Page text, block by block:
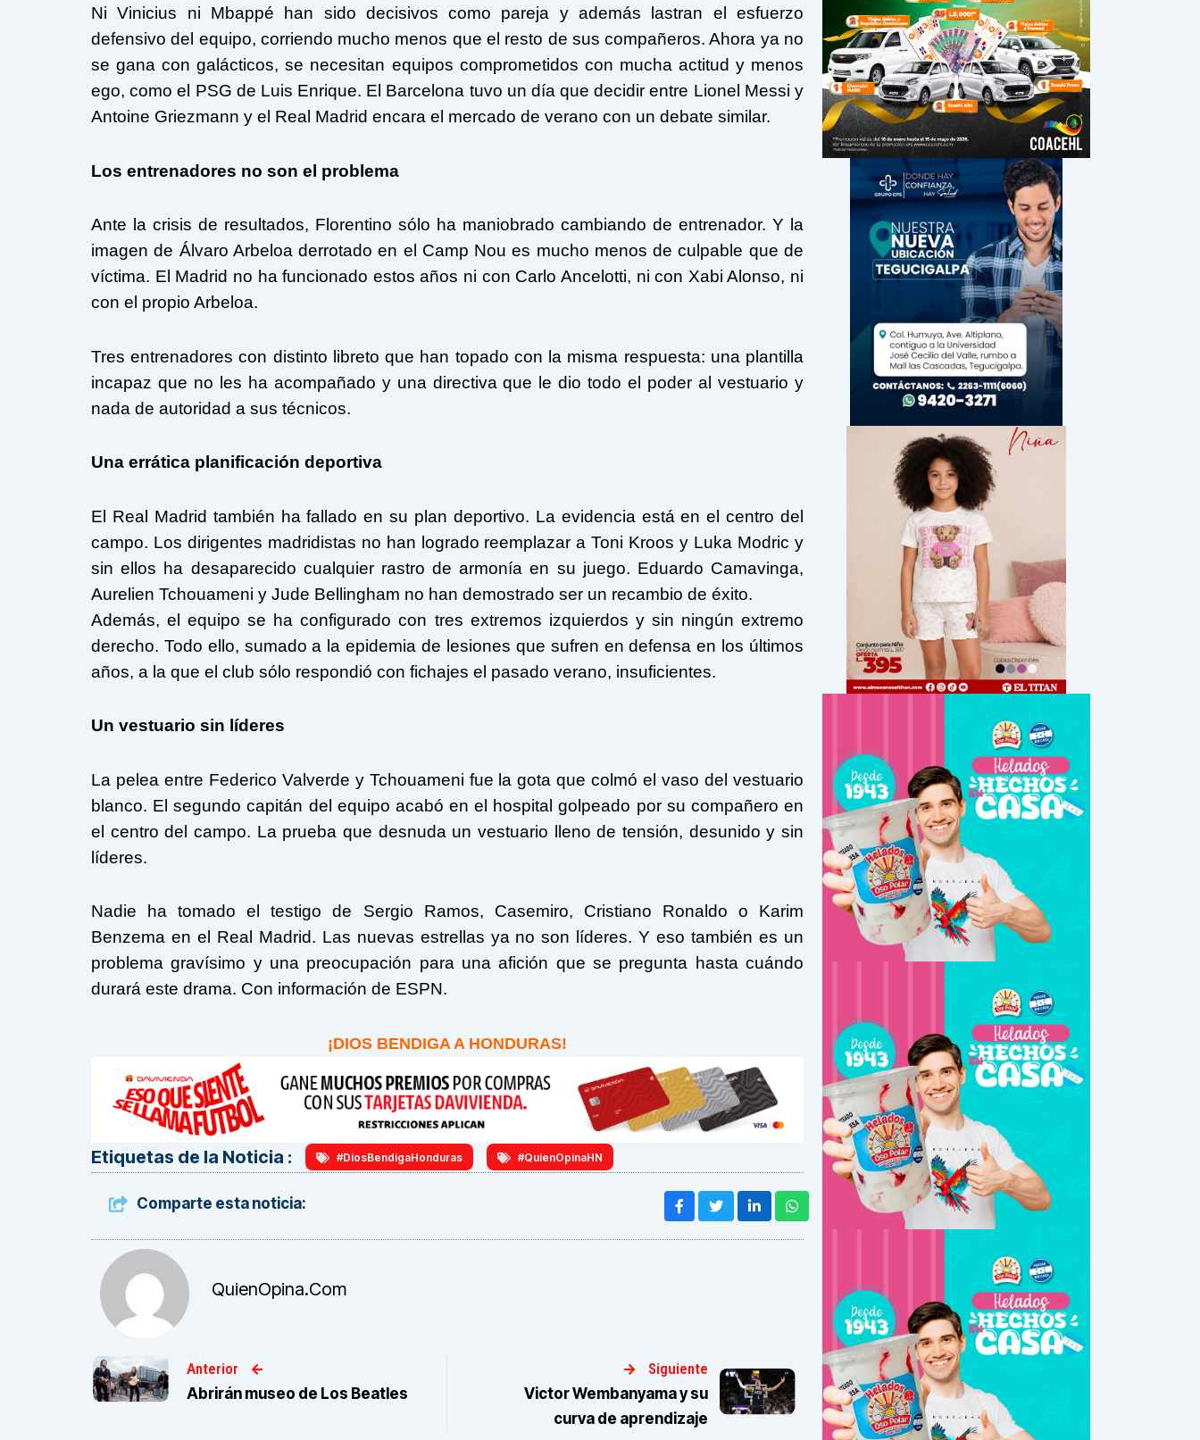
Ni Vinicius ni Mbappé han sido decisivos como pareja y además lastran el esfuerzo
defensivo del equipo, corriendo mucho menos que el resto de sus compañeros. Ahora ya no
se gana con galácticos, se necesitan equipos comprometidos con mucha actitud y menos
ego, como el PSG de Luis Enrique. El Barcelona tuvo un día que decidir entre Lionel Messi y
Antoine Griezmann y el Real Madrid encara el mercado de verano con un debate similar.
Los entrenadores no son el problema
Ante la crisis de resultados, Florentino sólo ha maniobrado cambiando de entrenador. Y la
imagen de Álvaro Arbeloa derrotado en el Camp Nou es mucho menos de culpable que de
víctima. El Madrid no ha funcionado estos años ni con Carlo Ancelotti, ni con Xabi Alonso, ni
con el propio Arbeloa.
Tres entrenadores con distinto libreto que han topado con la misma respuesta: una plantilla
incapaz que no les ha acompañado y una directiva que le dio todo el poder al vestuario y
nada de autoridad a sus técnicos.
Una errática planificación deportiva
El Real Madrid también ha fallado en su plan deportivo. La evidencia está en el centro del
campo. Los dirigentes madridistas no han logrado reemplazar a Toni Kroos y Luka Modric y
sin ellos ha desaparecido cualquier rastro de armonía en su juego. Eduardo Camavinga,
Aurelien Tchouameni y Jude Bellingham no han demostrado ser un recambio de éxito.
Además, el equipo se ha configurado con tres extremos izquierdos y sin ningún extremo
derecho. Todo ello, sumado a la epidemia de lesiones que sufren en defensa en los últimos
años, a la que el club sólo respondió con fichajes el pasado verano, insuficientes.
Un vestuario sin líderes
La pelea entre Federico Valverde y Tchouameni fue la gota que colmó el vaso del vestuario
blanco. El segundo capitán del equipo acabó en el hospital golpeado por su compañero en
el centro del campo. La prueba que desnuda un vestuario lleno de tensión, desunido y sin
líderes.
Nadie ha tomado el testigo de Sergio Ramos, Casemiro, Cristiano Ronaldo o Karim
Benzema en el Real Madrid. Las nuevas estrellas ya no son líderes. Y eso también es un
problema gravísimo y una preocupación para una afición que se pregunta hasta cuándo
durará este drama. Con información de ESPN.
¡DIOS BENDIGA A HONDURAS!
Etiquetas de la Noticia : #DiosBendigaHonduras #QuienOpinaHN
Comparte esta noticia:
QuienOpina.com
Anterior
Abrirán museo de Los Beatles
Siguiente
Victor Wembanyama y su
curva de aprendizaje